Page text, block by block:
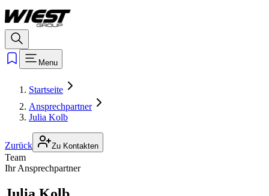
Menu
Startseite
Ansprechpartner
Julia Kolb
Zurück Zu Kontakten
Team
Ihr Ansprechpartner